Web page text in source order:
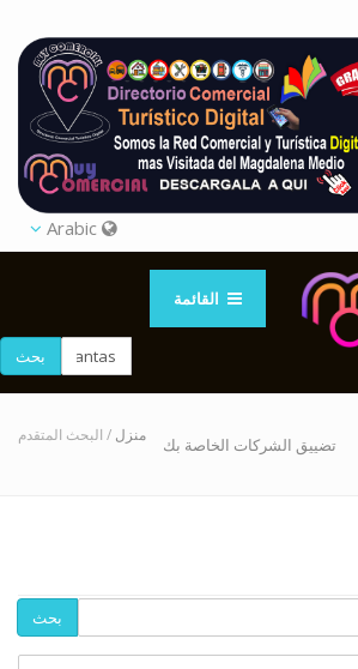
القائمة
بحث
تضييق الشركات الخاصة بك منزل / البحث المتقدم
بحث